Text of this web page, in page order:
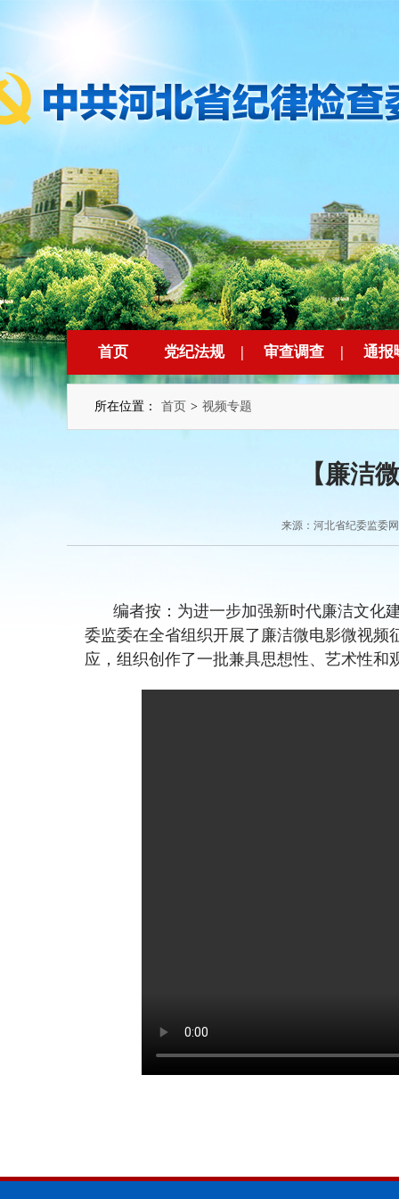
首页 党纪法规 | 审查调查 | 通报
所在位置： 首页 > 视频专题
【廉洁
来源：河北省纪委监
编者按：为进一步加强新时代廉洁文化
委监委在全省组织开展了廉洁微电影微视
应，组织创作了一批兼具思想性、艺术性